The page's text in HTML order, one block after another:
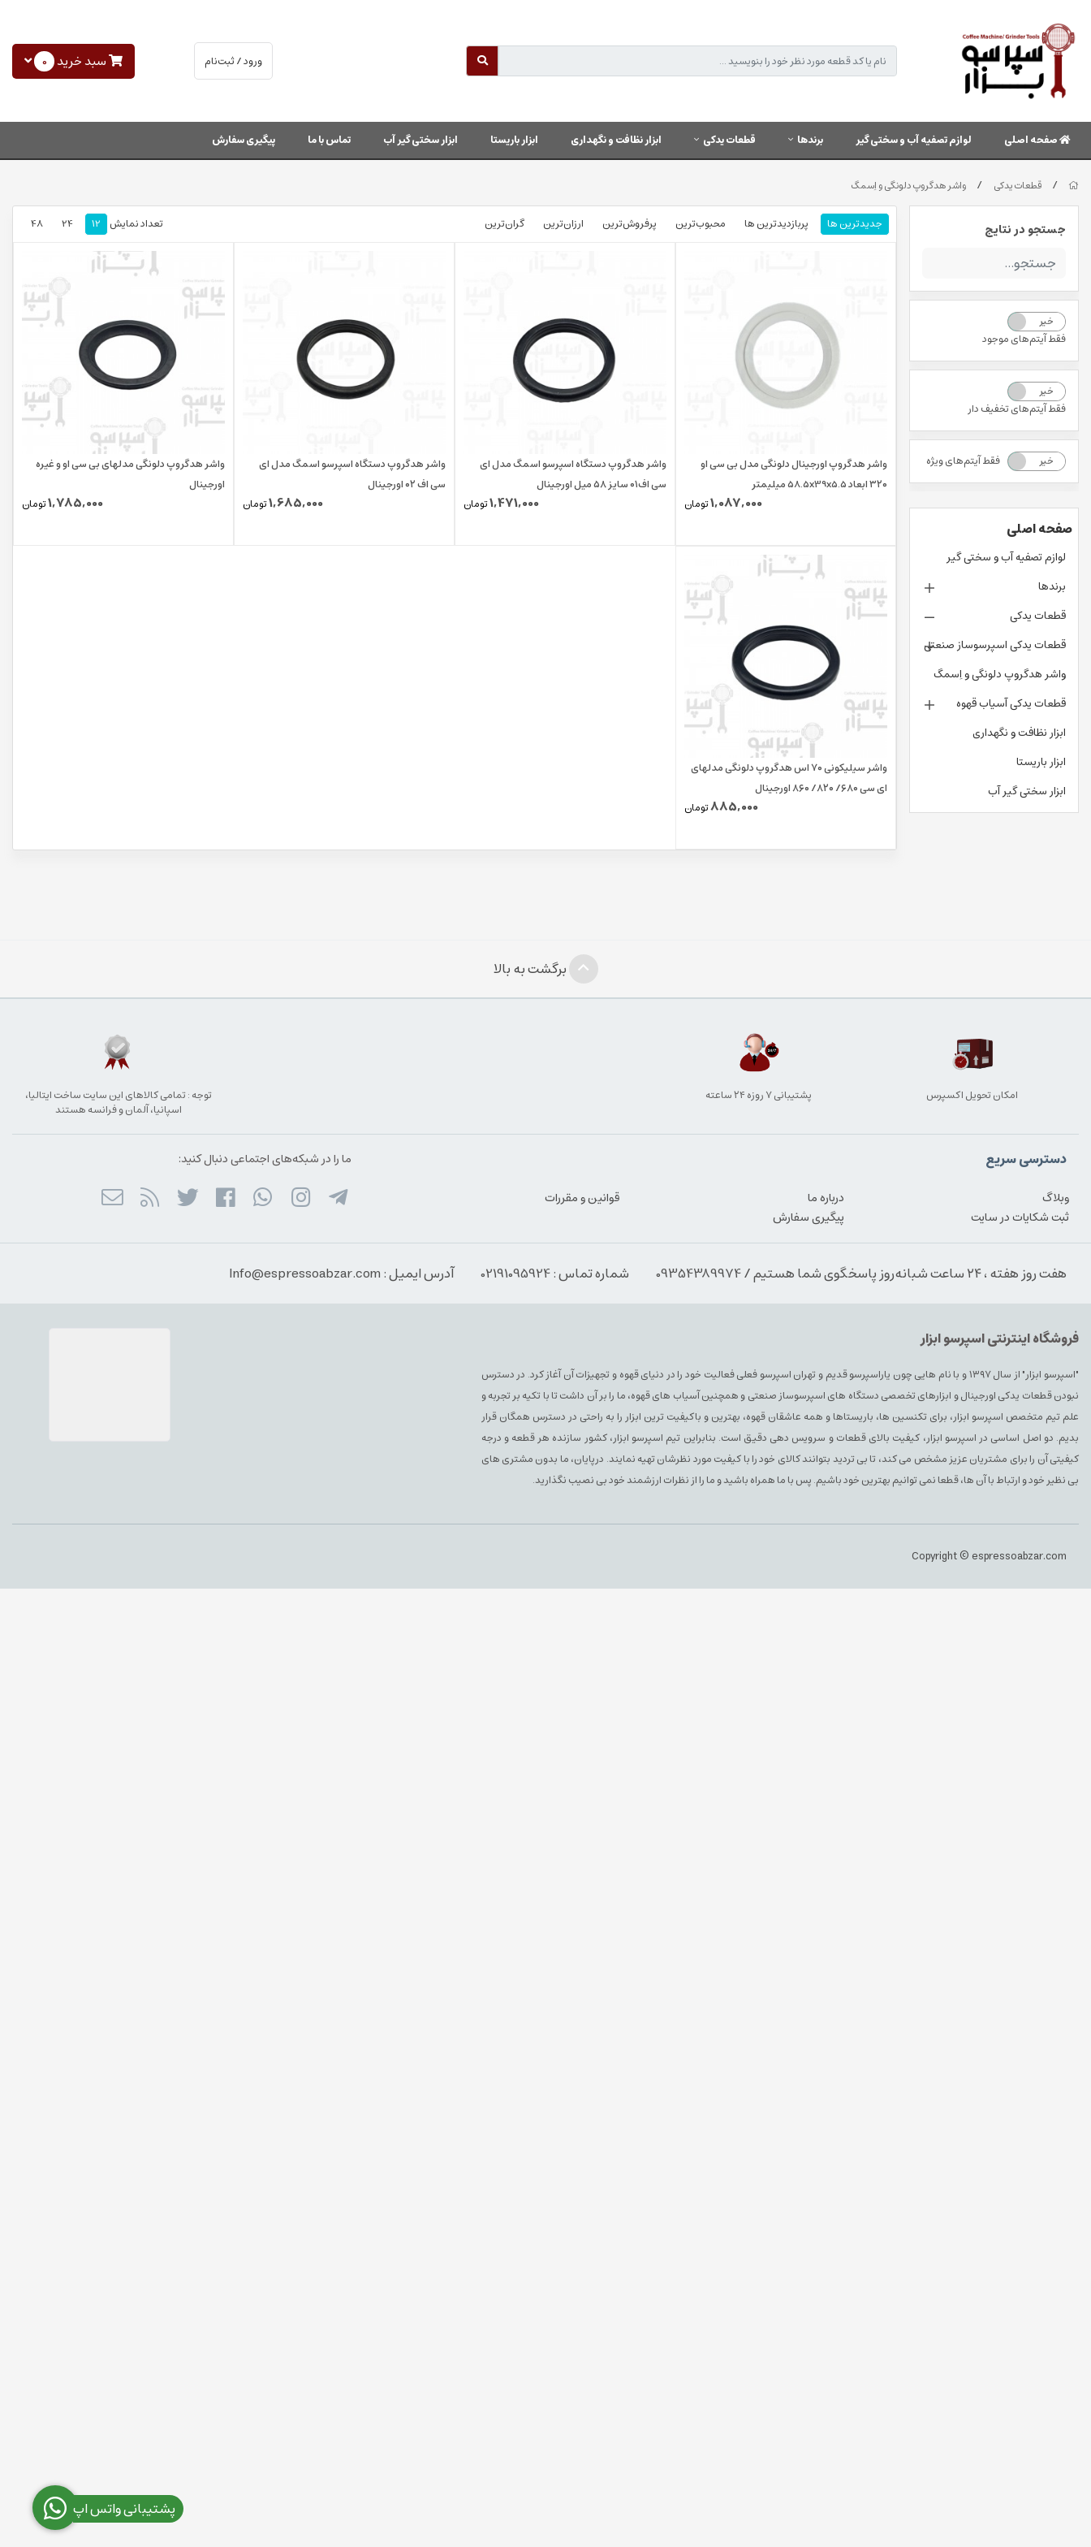
ورود / ثبت‌نام سبد خرید 0
صفحه اصلی لوازم تصفیه آب و سختی گیر برندها قطعات یدکی ابزار نظافت و نگهداری ابزار باریستا ابزار سختی گیر آب تماس با ما پیگیری سفارش
/ قطعات یدکی / واشر هدگروپ دلونگی و اِسمگ
جستجو در نتایج
خیر
فقط آیتم‌های موجود
خیر
فقط آیتم‌های تخفیف دار
بله خیر فقط آیتم‌های ویژه
صفحه اصلی
لوازم تصفیه آب و سختی گیر
برندها
قطعات یدکی
قطعات یدکی اسپرسوساز صنعتی
واشر هدگروپ دلونگی و اِسمگ
قطعات یدکی آسیاب قهوه
ابزار نظافت و نگهداری
ابزار باریستا
ابزار سختی گیر آب
جدیدترین ها پربازدیدترین ها محبوب‌‌ترین پرفروش‌ترین ارزان‌ترین گران‌ترین تعداد نمایش 12
24
48
واشر هدگروپ اورجینال دلونگی مدل بی سی او
۳۲۰ ابعاد 58.5x39x5.5 میلیمتر
1,087,000تومان
واشر هدگروپ دستگاه اسپرسو اسمگ مدل ای
سی اف۰۱ سایز ۵۸ میل اورجینال
1,471,000تومان
واشر هدگروپ دستگاه اسپرسو اسمگ مدل ای
سی اف ۰۲ اورجینال
1,685,000تومان
واشر هدگروپ دلونگی مدلهای بی سی او و غیره
اورجینال
1,785,000تومان
واشر سیلیکونی ۷۰ اس هدگروپ دلونگی مدلهای
ای سی ۶۸۰/ ۸۲۰/ ۸۶۰ اورجینال
885,000تومان
برگشت به بالا
امکان تحویل اکسپرس پشتیبانی ۷ روزه ۲۴ ساعته
توجه : تمامی کالاهای این سایت ساخت ایتالیا،
اسپانیا، آلمان و فرانسه هستند
دسترسی سریع
وبلاگ درباره ما
قوانین و مقررات
ثبت شکایات در سایت
پیگیری سفارش
ما را در شبکه‌های اجتماعی دنبال کنید:
هفت روز هفته ، ۲۴ ساعت شبانه‌روز پاسخگوی شما هستیم / 09354389974 شماره تماس : 02191095924 آدرس ایمیل : Info@espressoabzar.com
فروشگاه اینترنتی اسپرسو ابزار
"اسپرسو ابزار" از سال ۱۳۹۷ و با نام هایی چون یاراسپرسو قدیم و تهران اسپرسو فعلی فعالیت خود را در دنیای قهوه و تجهیزات آن آغاز کرد. در دسترس
نبودن قطعات یدکی اورجینال و ابزارهای تخصصی دستگاه های اسپرسوساز صنعتی و همچنین آسیاب های قهوه، ما را بر آن داشت تا با تکیه بر تجربه و
علم تیم متخصص اسپرسو ابزار، برای تکنسین ها، باریستاها و همه عاشقان قهوه، بهترین و باکیفیت ترین ابزار را به راحتی در دسترس همگان قرار
بدیم. دو اصل اساسی در اسپرسو ابزار، کیفیت بالای قطعات و سرویس دهی دقیق است. بنابراین تیم اسپرسو ابزار، کشور سازنده هر قطعه و درجه
کیفیتی آن را برای مشتریان عزیز مشخص می کند، تا بی تردید بتوانند کالای خود را با کیفیت مورد نظرشان تهیه نمایند. درپایان، ما بدون مشتری های
بی نظیر خود و ارتباط با آن ها، قطعا نمی توانیم بهترین خود باشیم. پس با ما همراه باشید و ما را از نظرات ارزشمند خود بی نصیب نگذارید.
Copyright © espressoabzar.com
پشتیبانی واتس اپ